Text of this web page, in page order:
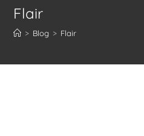
Flair
> Blog > Flair